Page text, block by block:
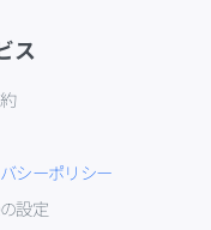
ス
シーポリシー
設定